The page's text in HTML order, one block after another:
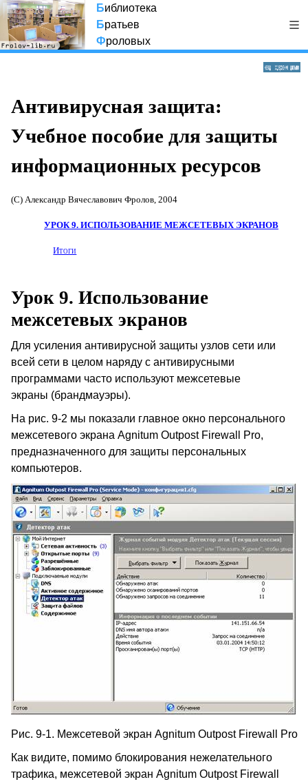
Библиотека
Братьев
Фроловых
Антивирусная защита:
Учебное пособие для защиты
информационных ресурсов
(С) Александр Вячеславович Фролов, 2004
УРОК 9. ИСПОЛЬЗОВАНИЕ МЕЖСЕТЕВЫХ ЭКРАНОВ
Итоги
Урок 9. Использование
межсетевых экранов
Для усиления антивирусной защиты узлов сети или
всей сети в целом наряду с антивирусными
программами часто используют межсетевые
экраны (брандмауэры).
На рис. 9-2 мы показали главное окно персонального
межсетевого экрана Agnitum Outpost Firewall Pro,
предназначенного для защиты персональных
компьютеров.
Рис. 9-1. Межсетевой экран Agnitum Outpost Firewall
Pro
Как видите, помимо блокирования нежелательного
трафика, межсетевой экран Agnitum Outpost Firewall